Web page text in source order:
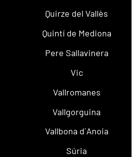
Quirze del Vallès
Quintí de Mediona
Pere Sallavinera
Vic
Vallromanes
Vallgorguina
Vallbona d´Anoia
Súria